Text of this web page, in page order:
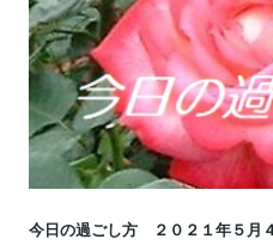
今日の過ごし方 ２０２１年５月